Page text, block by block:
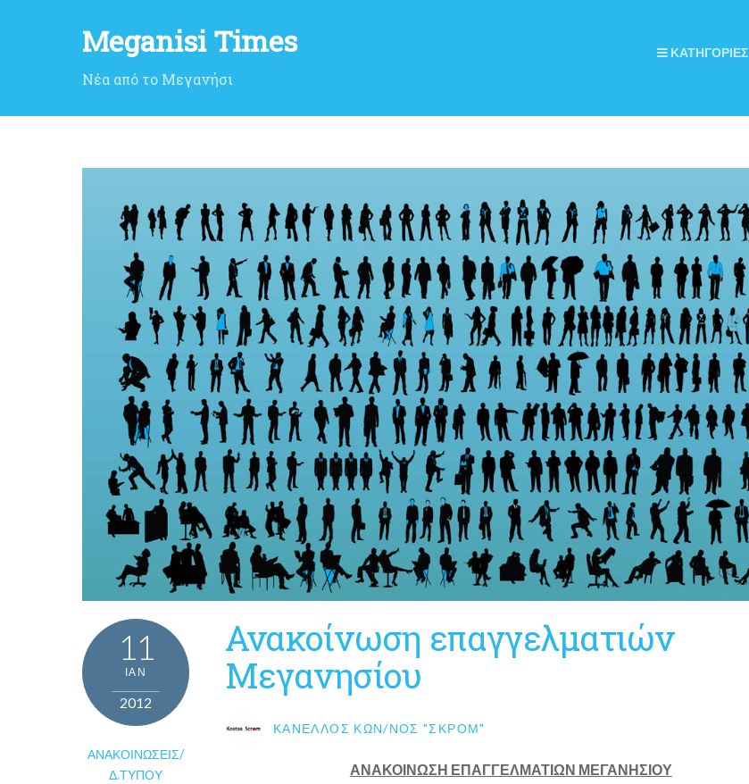
Meganisi Times
Νέα από το Μεγανήσι
ΚΑΤΗΓΟΡΙΕΣ
11
ΙΑΝ
2012
ΑΝΑΚΟΙΝΏΣΕΙΣ/
Δ.ΤΎΠΟΥ
Ανακοίνωση επαγγελματιών
Μεγανησίου
ΚΑΝΈΛΛΟΣ ΚΩΝ/ΝΟΣ "ΣΚΡΟΜ"
ΑΝΑΚΟΙΝΩΣΗ ΕΠΑΓΓΕΛΜΑΤΙΩΝ ΜΕΓΑΝΗΣΙΟΥ